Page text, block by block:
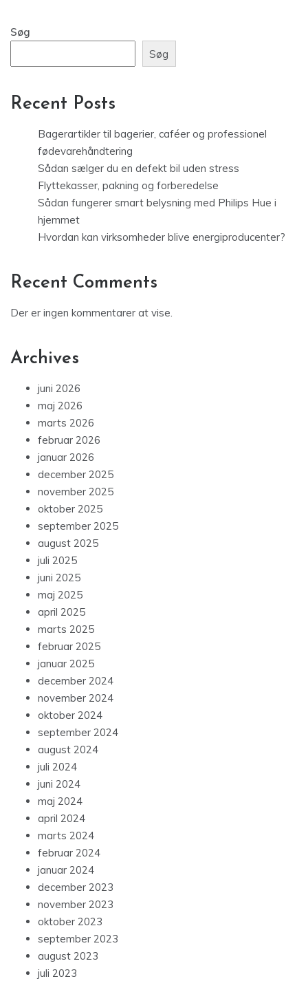
Søg
Søg
Recent Posts
Bagerartikler til bagerier, caféer og professionel
fødevarehåndtering
Sådan sælger du en defekt bil uden stress
Flyttekasser, pakning og forberedelse
Sådan fungerer smart belysning med Philips Hue i
hjemmet
Hvordan kan virksomheder blive energiproducenter?
Recent Comments
Der er ingen kommentarer at vise.
Archives
juni 2026
maj 2026
marts 2026
februar 2026
januar 2026
december 2025
november 2025
oktober 2025
september 2025
august 2025
juli 2025
juni 2025
maj 2025
april 2025
marts 2025
februar 2025
januar 2025
december 2024
november 2024
oktober 2024
september 2024
august 2024
juli 2024
juni 2024
maj 2024
april 2024
marts 2024
februar 2024
januar 2024
december 2023
november 2023
oktober 2023
september 2023
august 2023
juli 2023